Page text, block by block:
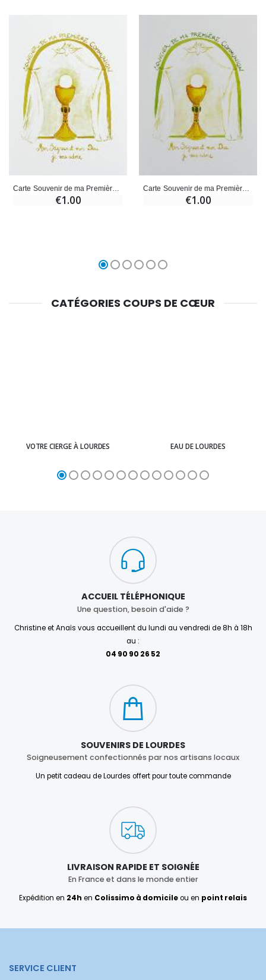
Carte Souvenir de ma Première Communion - Or
€1.00
Carte Souvenir de ma Première Communion - Vert
€1.00
CATÉGORIES COUPS DE CŒUR
VOTRE CIERGE À LOURDES EAU DE LOURDES
ACCUEIL TÉLÉPHONIQUE
Une question, besoin d'aide ?
Christine et Anaïs vous accueillent du lundi au vendredi de 8h à 18h
au :
04 90 90 26 52
SOUVENIRS DE LOURDES
Soigneusement confectionnés par nos artisans locaux
Un petit cadeau de Lourdes offert pour toute commande
LIVRAISON RAPIDE ET SOIGNÉE
En France et dans le monde entier
Expédition en 24h en Colissimo à domicileou en point relais
SERVICE CLIENT